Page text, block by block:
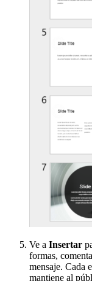
Ve a Insertar
formas,
mensaje. Cada
mantiene al